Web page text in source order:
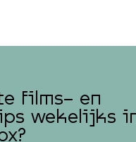
films- en
wekelijks